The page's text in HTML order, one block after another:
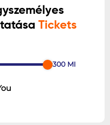
Tickets
300 MI